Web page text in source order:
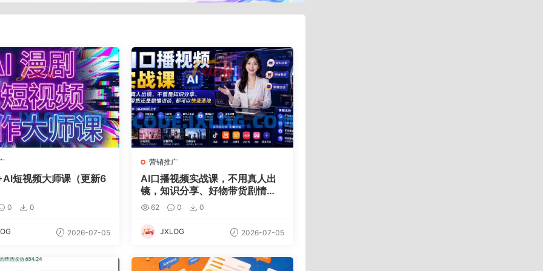
短视频大师课（更新6
0 0
2026-07-05
营销推广
AI口播视频实战课，不用真人出
镜，知识分享、好物带货剧情访
谈 62 0 0
JXLOG 2026-07-05